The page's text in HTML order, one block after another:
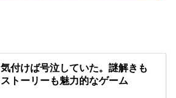
気付けば号泣していた。謎解きも
ストーリーも魅力的なゲーム